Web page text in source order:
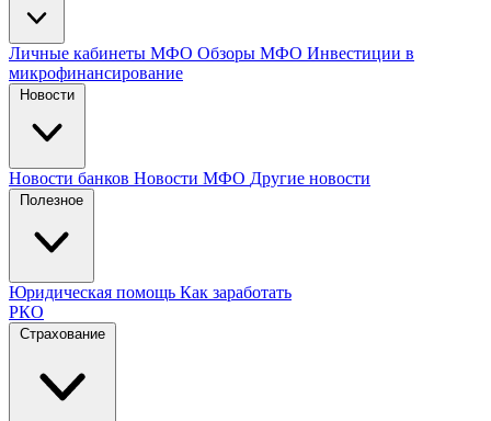
Личные кабинеты МФО Обзоры МФО Инвестиции в
микрофинансирование
Новости
Новости банков Новости МФО Другие новости
Полезное
Юридическая помощь Как заработать
РКО
Страхование